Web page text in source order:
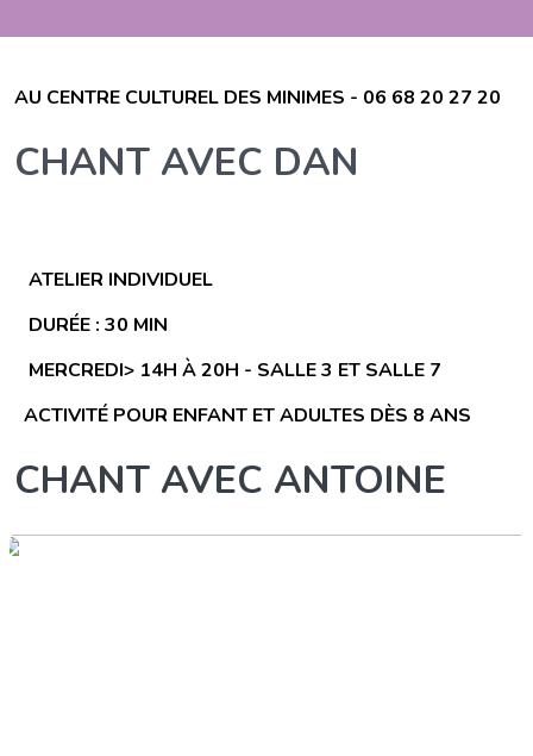
AU CENTRE CULTUREL DES MINIMES - 06 68 20 27 20
CHANT AVEC DAN
ATELIER INDIVIDUEL
DURÉE : 30 MIN
MERCREDI> 14H À 20H - SALLE 3 ET SALLE 7
ACTIVITÉ POUR ENFANT ET ADULTES DÈS 8 ANS
CHANT AVEC ANTOINE